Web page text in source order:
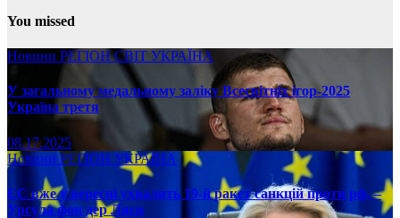
You missed
Новини РЕГІОНСВІТ УКРАЇНА
У загальному медальному заліку Всесвітніх ігор-2025
Україна третя
08.17.2025
НовиниРЕГІОН УКРАЇНА
ЄС вже у вересні ухвалить 19-й ракет санкцій проти рф, –
Урсула фон дер Ляєн